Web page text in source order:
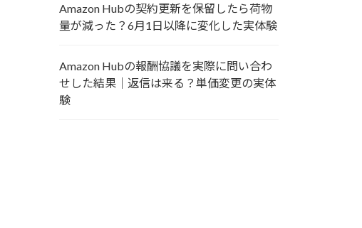
Amazon Hubの契約更新を保留したら荷物
量が減った？6月1日以降に変化した実体験
Amazon Hubの報酬協議を実際に問い合わ
せした結果｜返信は来る？単価変更の実体
験